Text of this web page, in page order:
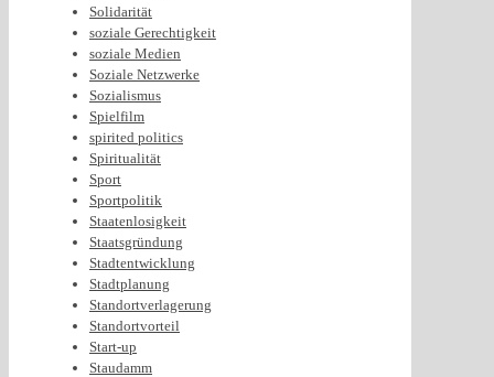
Solidarität
soziale Gerechtigkeit
soziale Medien
Soziale Netzwerke
Sozialismus
Spielfilm
spirited politics
Spiritualität
Sport
Sportpolitik
Staatenlosigkeit
Staatsgründung
Stadtentwicklung
Stadtplanung
Standortverlagerung
Standortvorteil
Start-up
Staudamm